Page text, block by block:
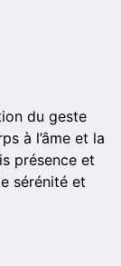
du geste
à l’âme et la
présence et
sérénité et